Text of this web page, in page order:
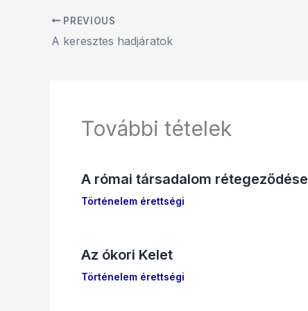
PREVIOUS
A keresztes hadjáratok
További tételek
A római társadalom rétegeződése
Történelem érettségi
Az ókori Kelet
Történelem érettségi